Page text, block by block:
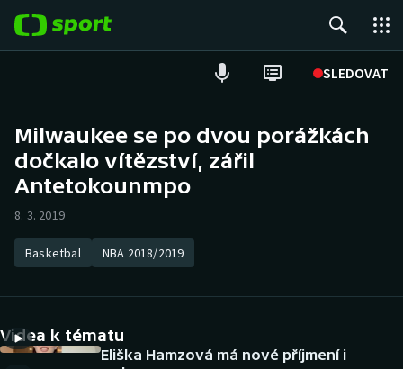
SLEDOVAT
Hokej
Atletika
DALŠÍ SPORTY
Milwaukee se po dvou porážkách
dočkalo vítězství, zářil
Antetokounmpo
8. 3. 2019
Basketbal NBA 2018/2019
Videa k tématu
Eliška Hamzová má nové příjmení i